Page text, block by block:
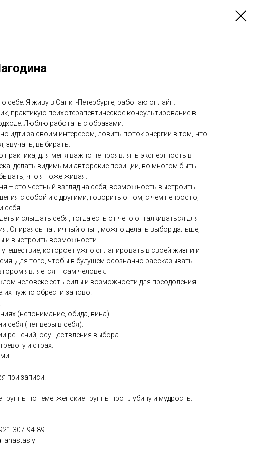
себе. Я живу в Санкт-Петербурге, работаю онлайн.
практикую психотерапевтическое консультирование в
Люблю работать с образами.
идти за своим интересом, ловить поток энергии в том, что
звучать, выбирать.
для меня важно не проявлять экспертность в
делать видимыми авторские позиции, во многом быть
что я тоже живая.
– это честный взгляд на себя; возможность выстроить
с собой и с другими; говорить о том, с чем непросто;
себя.
и слышать себя, тогда есть от чего отталкиваться для
Опираясь на личный опыт, можно делать выбор дальше,
и выстроить возможности.
которое нужно спланировать в своей жизни и
Для того, чтобы в будущем осознанно рассказывать
является – сам человек.
человеке есть силы и возможности для преодоления
их нужно обрести заново.
(непонимание, обида, вина).
себя (нет веры в себя).
решений, осуществления выбора.
и страх.
при записи.
группы по теме: женские группы про глубину и мудрость.
307-94-89